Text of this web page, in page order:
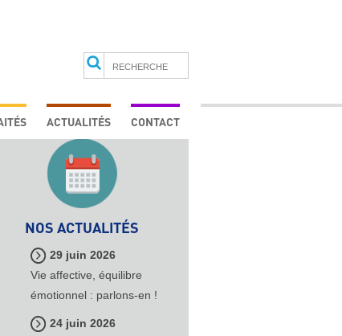
Search
ACTUALITÉS CONTACT
NOS ACTUALITÉS
29 juin 2026
Vie affective, équilibre
émotionnel : parlons-en !
24 juin 2026